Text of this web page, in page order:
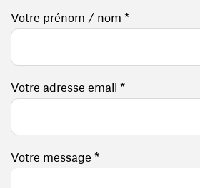
Votre prénom / nom *
Votre adresse email *
Votre message *